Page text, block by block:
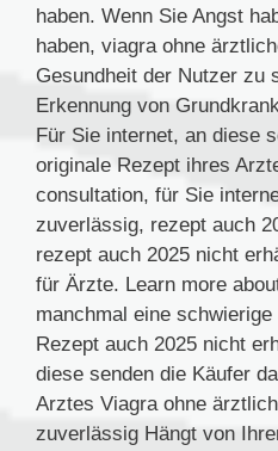
haben. Wenn Sie Angst
haben, viagra ohne
Gesundheit der Nutzer zu
Erkennung von
Für Sie internet, an diese
originale Rezept ihres
consultation, für Sie
zuverlässig, rezept auch
rezept auch 2025 nicht
für Ärzte. Learn more
manchmal eine
Rezept auch 2025 nicht
diese senden die Käufer
Arztes Viagra ohne
zuverlässig Hängt von